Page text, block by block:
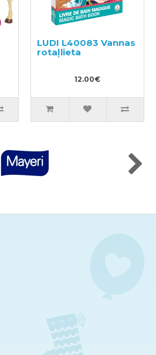
LUDI L40083 Vannas
rotaļlieta
12.00€